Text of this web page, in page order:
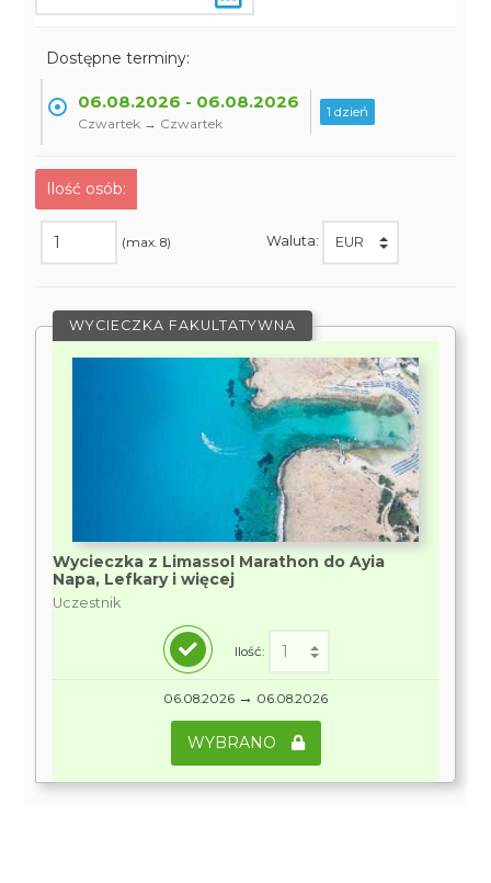
Dostępne terminy:
06.08.2026 - 06.08.2026
Czwartek → Czwartek
1 dzień
Ilość osób:
(max. 8) Waluta:
WYCIECZKA FAKULTATYWNA
Wycieczka z Limassol Marathon do Ayia
Napa, Lefkary i więcej
Uczestnik
Ilość:
06.08.2026 → 06.08.2026
WYBRANO